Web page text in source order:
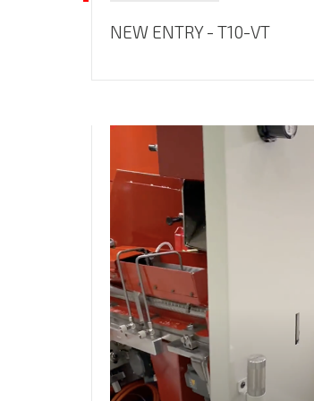
NEW ENTRY - T10-VT